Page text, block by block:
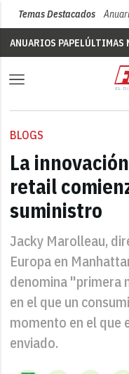
Temas Destacados
ANUARIOS PAPELÚLTIMAS
BLOGS
La
retail
suministro
Jacky Marolleau,
Europa en
denomina "primera
en el que un
momento en el que
enviado.